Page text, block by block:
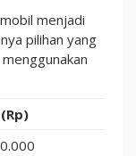
menjadi
pilihan yang